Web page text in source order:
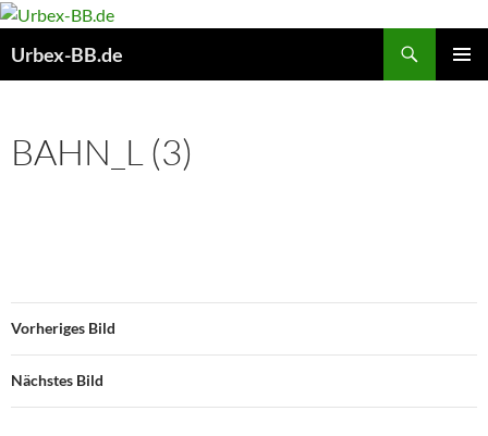
Urbex-BB.de
BAHN_L (3)
Vorheriges Bild
Nächstes Bild